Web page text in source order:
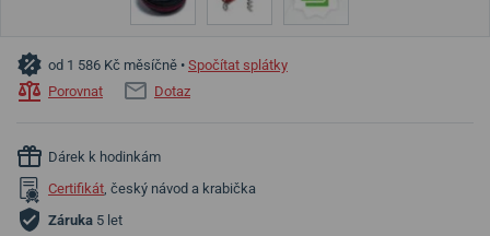
od 1 586 Kč měsíčně • Spočítat splátky
Porovnat
Dotaz
Dárek k hodinkám
Certifikát, český návod a krabička
Záruka 5 let